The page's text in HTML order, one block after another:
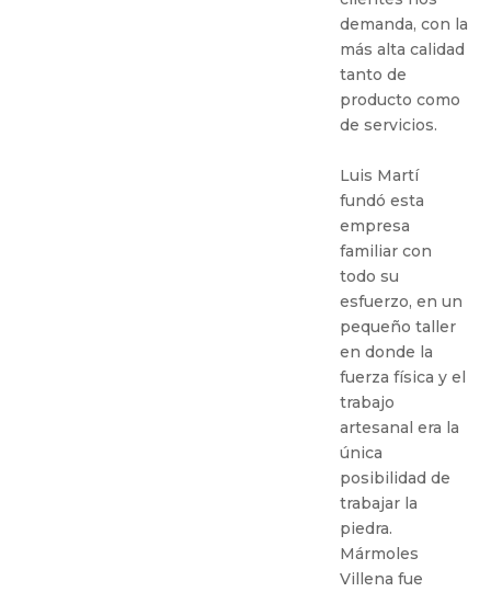
demanda, con la
más alta calidad
tanto de
producto como
de servicios.
Luis Martí
fundó esta
empresa
familiar con
todo su
esfuerzo, en un
pequeño taller
en donde la
fuerza física y el
trabajo
artesanal era la
única
posibilidad de
trabajar la
piedra.
Mármoles
Villena fue